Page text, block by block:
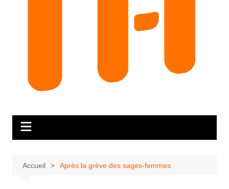
Accueil Après la grève des sages-femmes